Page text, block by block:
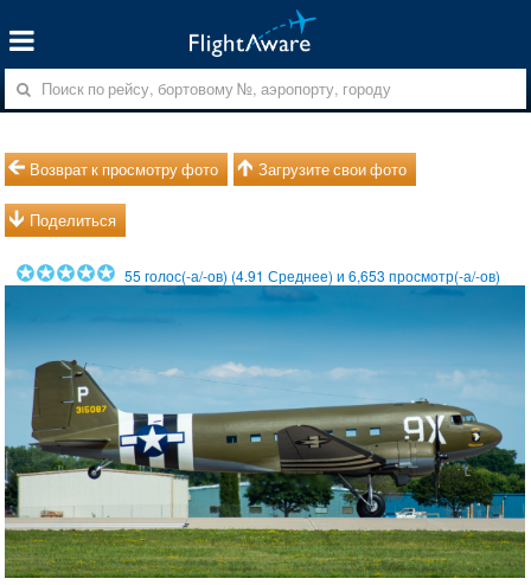
Возврат к просмотру фото Загрузите свои фото
Поделиться
55 голос(-а/-ов) (4.91 Среднее) и6,653 просмотр(-а/-ов)